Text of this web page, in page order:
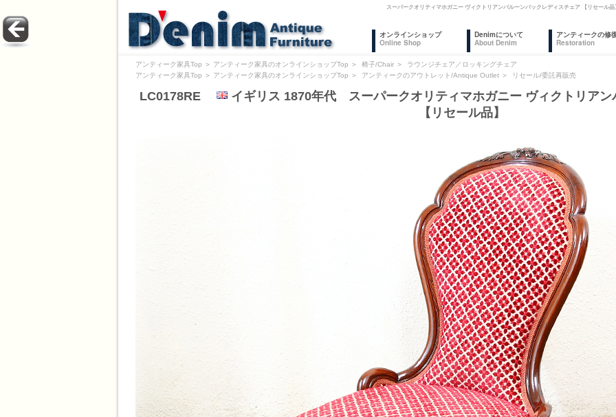
スーパークオリティマホガニー ヴィクトリアンバルーンバックレディスチェア 【リセー
オンラインショップ
Online Shop
Denimについて
About Denim
アンティークの修
Restoration
アンティーク家具Top ＞ アンティーク家具のオンラインショップTop ＞ 椅子/Chair ＞
ラウンジチェア／ロッキングチェア
アンティーク家具Top ＞ アンティーク家具のオンラインショップTop ＞ アンティークのアウトレット/Antique Outlet ＞ リセール/委託再販売
LC0178RE
イギリス 1870年代 スーパークオリティマホガニー ヴィクトリアン
【リセール品】